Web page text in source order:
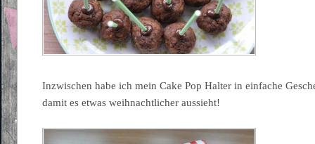
Inzwischen habe ich mein Cake Pop Halter in einfache
damit es etwas weihnachtlicher aussieht!